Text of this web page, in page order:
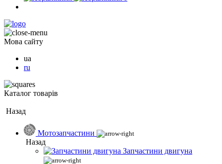
Мова сайту
ua
ru
Каталог товарів
Назад
Мотозапчастини
Назад
Запчастини двигуна